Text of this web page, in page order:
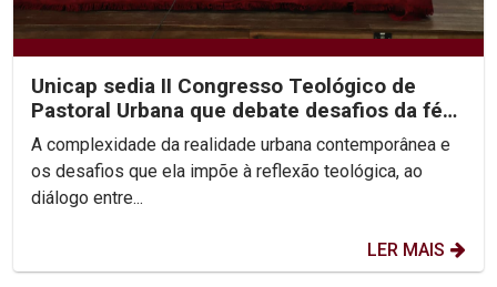
Unicap sedia II Congresso Teológico de
Pastoral Urbana que debate desafios da fé
nas cidades
A complexidade da realidade urbana contemporânea e
os desafios que ela impõe à reflexão teológica, ao
diálogo entre...
LER MAIS